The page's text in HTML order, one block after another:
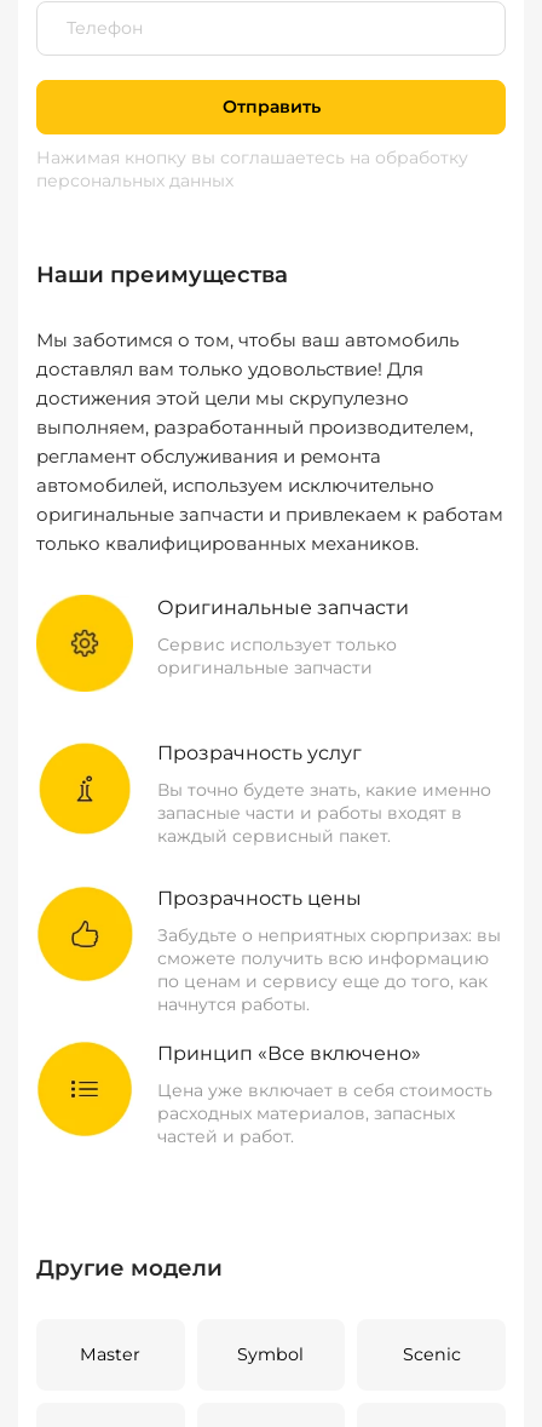
Отправить
Нажимая кнопку вы соглашаетесь на обработку
персональных данных
Наши преимущества
Мы заботимся о том, чтобы ваш автомобиль
доставлял вам только удовольствие! Для
достижения этой цели мы скрупулезно
выполняем, разработанный производителем,
регламент обслуживания и ремонта
автомобилей, используем исключительно
оригинальные запчасти и привлекаем к работам
только квалифицированных механиков.
Оригинальные запчасти
Сервис использует только
оригинальные запчасти
Прозрачность услуг
Вы точно будете знать, какие именно
запасные части и работы входят в
каждый сервисный пакет.
Прозрачность цены
Забудьте о неприятных сюрпризах: вы
сможете получить всю информацию
по ценам и сервису еще до того, как
начнутся работы.
Принцип «Все включено»
Цена уже включает в себя стоимость
расходных материалов, запасных
частей и работ.
Другие модели
Master Symbol Scenic